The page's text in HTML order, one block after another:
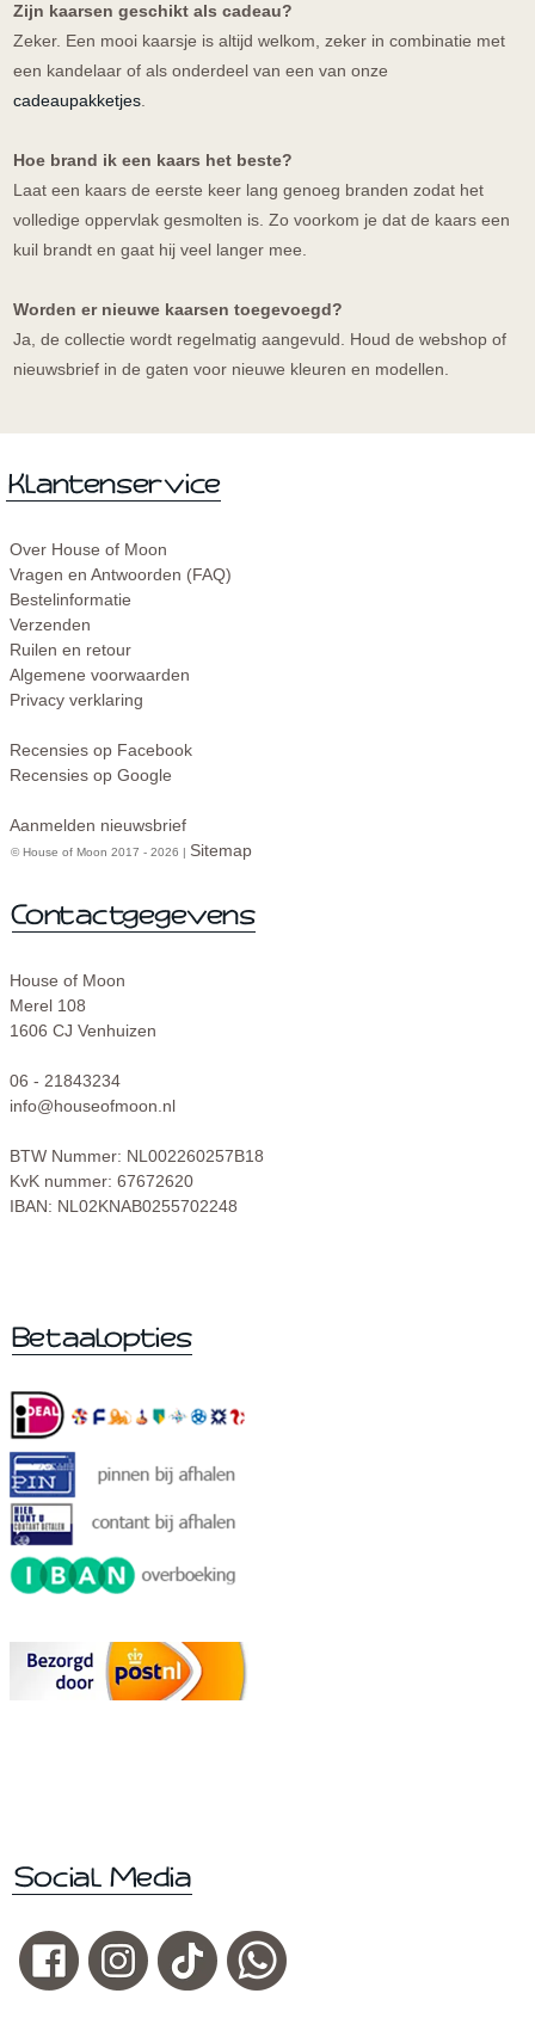
Zijn kaarsen geschikt als cadeau?
Zeker. Een mooi kaarsje is altijd welkom, zeker in combinatie met
een kandelaar of als onderdeel van een van onze
cadeaupakketjes.
Hoe brand ik een kaars het beste?
Laat een kaars de eerste keer lang genoeg branden zodat het
volledige oppervlak gesmolten is. Zo voorkom je dat de kaars een
kuil brandt en gaat hij veel langer mee.
Worden er nieuwe kaarsen toegevoegd?
Ja, de collectie wordt regelmatig aangevuld. Houd de webshop of
nieuwsbrief in de gaten voor nieuwe kleuren en modellen.
Over House of Moon
Vragen en Antwoorden (FAQ)
Bestelinformatie
Verzenden
Ruilen en retour
Algemene voorwaarden
Privacy verklaring
Recensies op Facebook
Recensies op Google
Aanmelden nieuwsbrief
© House of Moon 2017 - 2026 | Sitemap
House of Moon
Merel 108
1606 CJ Venhuizen
06 - 21843234
info@houseofmoon.nl
BTW Nummer: NL002260257B18
KvK nummer: 67672620
IBAN: NL02KNAB0255702248